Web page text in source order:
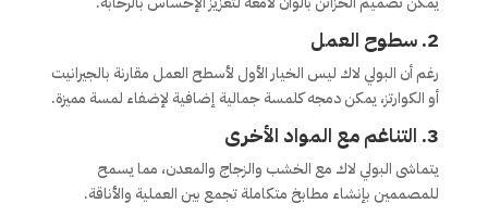
2. سطوح العمل
رغم أن البولي لاك ليس الخيار الأول لأسطح العمل مقارنة بالجيرانيت
أو الكوارتز، يمكن دمجه كلمسة جمالية إضافية لإضفاء لمسة مميزة.
3. التناغم مع المواد الأخرى
يتماشى البولي لاك مع الخشب والزجاج والمعدن، مما يسمح
للمصممين بإنشاء مطابخ متكاملة تجمع بين العملية والأناقة.